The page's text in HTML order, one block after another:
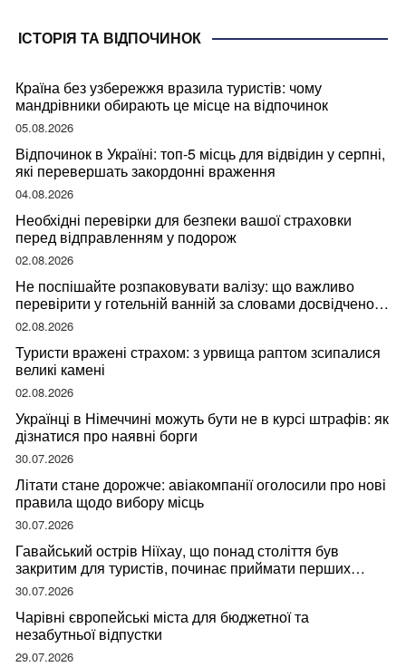
ІСТОРІЯ ТА ВІДПОЧИНОК
Країна без узбережжя вразила туристів: чому
мандрівники обирають це місце на відпочинок
05.08.2026
Відпочинок в Україні: топ-5 місць для відвідин у серпні,
які перевершать закордонні враження
04.08.2026
Необхідні перевірки для безпеки вашої страховки
перед відправленням у подорож
02.08.2026
Не поспішайте розпаковувати валізу: що важливо
перевірити у готельній ванній за словами досвідченої
мандрівниці
02.08.2026
Туристи вражені страхом: з урвища раптом зсипалися
великі камені
02.08.2026
Українці в Німеччині можуть бути не в курсі штрафів: як
дізнатися про наявні борги
30.07.2026
Літати стане дорожче: авіакомпанії оголосили про нові
правила щодо вибору місць
30.07.2026
Гавайський острів Ніїхау, що понад століття був
закритим для туристів, починає приймати перших
відвідувачів
30.07.2026
Чарівні європейські міста для бюджетної та
незабутньої відпустки
29.07.2026